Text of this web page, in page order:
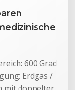
600 Grad
Erdgas /